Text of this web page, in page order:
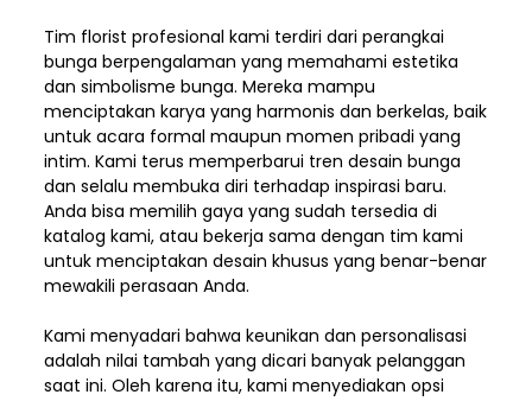
Tim florist profesional kami terdiri dari perangkai
bunga berpengalaman yang memahami estetika
dan simbolisme bunga. Mereka mampu
menciptakan karya yang harmonis dan berkelas, baik
untuk acara formal maupun momen pribadi yang
intim. Kami terus memperbarui tren desain bunga
dan selalu membuka diri terhadap inspirasi baru.
Anda bisa memilih gaya yang sudah tersedia di
katalog kami, atau bekerja sama dengan tim kami
untuk menciptakan desain khusus yang benar-benar
mewakili perasaan Anda.
Kami menyadari bahwa keunikan dan personalisasi
adalah nilai tambah yang dicari banyak pelanggan
saat ini. Oleh karena itu, kami menyediakan opsi